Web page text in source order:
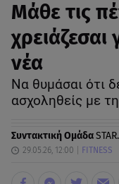
Μάθε τις
χρειάζεσαι
νέα
Να θυμάσαι ότι
ασχοληθείς με
Συντακτική Ομάδα
29.05.26, 12:00 FITNESS